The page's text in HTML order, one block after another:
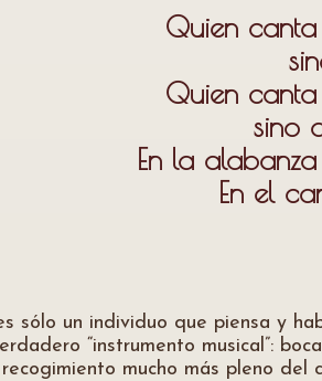
Quien
Quien
sino
En la
En el
sólo un individuo que piensa y
“instrumento musical”:
mucho más pleno